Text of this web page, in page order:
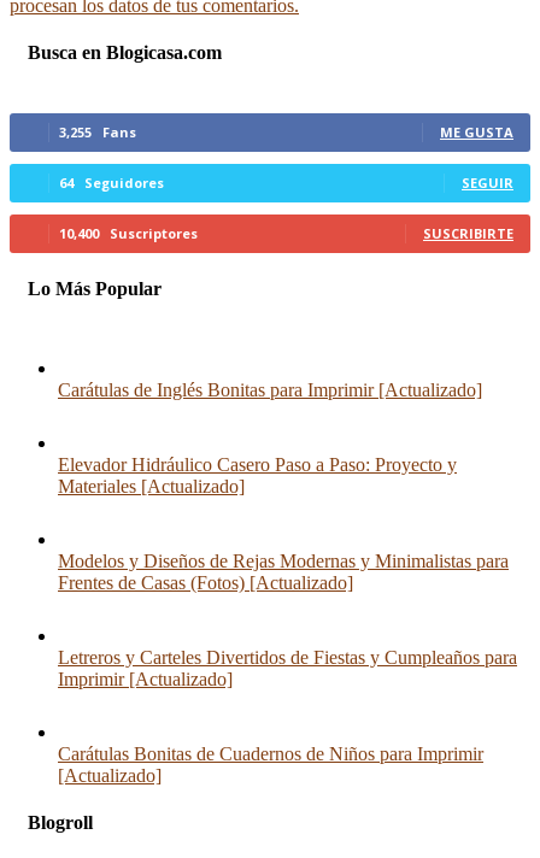
procesan los datos de tus comentarios.
Busca en Blogicasa.com
3,255 Fans ME GUSTA
64 Seguidores SEGUIR
10,400 Suscriptores SUSCRIBIRTE
Lo Más Popular
Carátulas de Inglés Bonitas para Imprimir [Actualizado]
Elevador Hidráulico Casero Paso a Paso: Proyecto y
Materiales [Actualizado]
Modelos y Diseños de Rejas Modernas y Minimalistas para
Frentes de Casas (Fotos) [Actualizado]
Letreros y Carteles Divertidos de Fiestas y Cumpleaños para
Imprimir [Actualizado]
Carátulas Bonitas de Cuadernos de Niños para Imprimir
[Actualizado]
Blogroll